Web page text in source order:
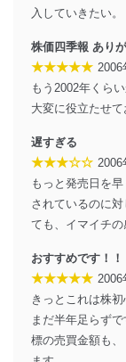
入していきたい。
株価四季報 あり
★★★★★ 2006
もう2002年くら
大変に役立たせて
遅すぎる
★★★☆☆ 2006
もっと発売日を
されているのに
ても、イマイチの
おすすめです！！
★★★★★ 2006
きっとこれは株
まだ半年足らず
標の売買金額も